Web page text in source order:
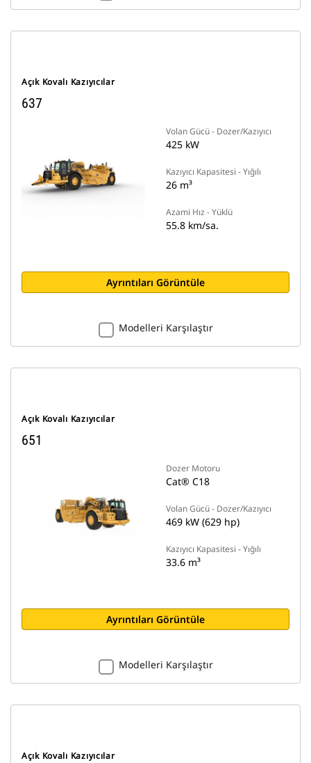
Açık Kovalı Kazıyıcılar
637
Volan Gücü - Dozer/Kazıyıcı
425 kW
Kazıyıcı Kapasitesi - Yığılı
26 m³
Azami Hız - Yüklü
55.8 km/sa.
Ayrıntıları Görüntüle
Modelleri Karşılaştır
Açık Kovalı Kazıyıcılar
651
Dozer Motoru
Cat® C18
Volan Gücü - Dozer/Kazıyıcı
469 kW (629 hp)
Kazıyıcı Kapasitesi - Yığılı
33.6 m³
Ayrıntıları Görüntüle
Modelleri Karşılaştır
Açık Kovalı Kazıyıcılar